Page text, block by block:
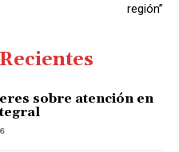
región”
sobre atención en